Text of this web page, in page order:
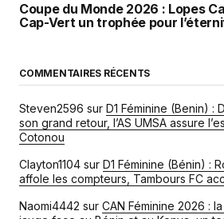
Coupe du Monde 2026 : Lopes
Cap-Vert un trophée pour
COMMENTAIRES RÉCENTS
Steven2596 sur D1 Féminine (Benin) :
son grand retour, l’AS UMSA assure
Cotonou
Clayton1104 sur D1 Féminine (Bénin) :
affole les compteurs, Tambours FC
Naomi4442 sur CAN Féminine 2026 :